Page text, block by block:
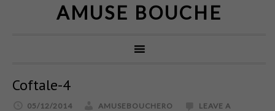
AMUSE BOUCHE
Coftale-4
05/12/2014 AMUSEBOUCHERO
LEAVE A